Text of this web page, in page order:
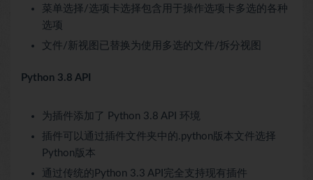
菜单选择/选项卡选择包含用于操作选项卡多选的各种
选项
文件/新视图已替换为使用多选的文件/拆分视图
Python 3.8 API
为插件添加了 Python 3.8 API 环境
插件可以通过插件文件夹中的.python版本文件选择
Python版本
通过传统的Python 3.3 API完全支持现有插件